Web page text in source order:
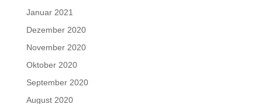
Januar 2021
Dezember 2020
November 2020
Oktober 2020
September 2020
August 2020